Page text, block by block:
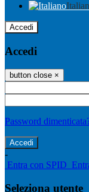
Accedi
Accedi
button close ×
Password
-
Entra con SPID
Seleziona utente